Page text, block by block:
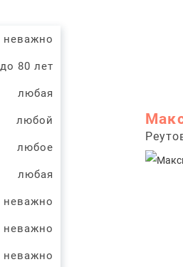
неважно
до 80 лет
любая
любой
любое
любая
неважно
неважно
неважно